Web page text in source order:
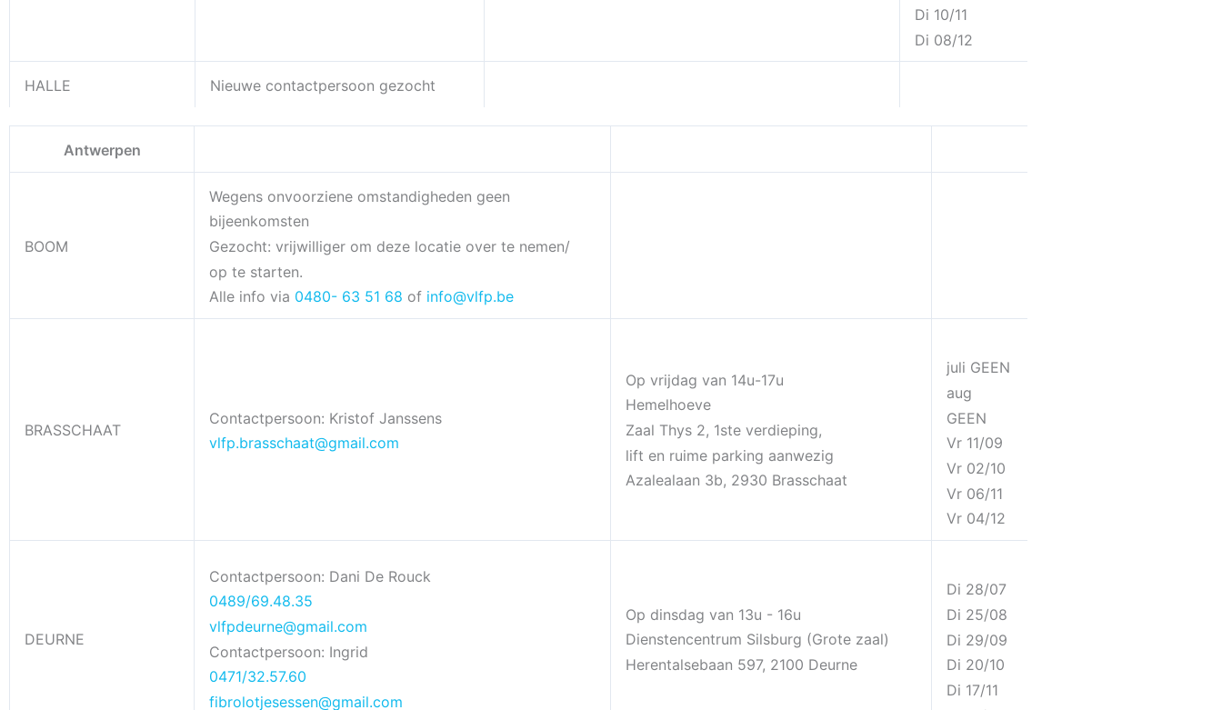
Di 10/11
Di 08/12
HALLE Nieuwe contactpersoon gezocht
Antwerpen
BOOM
Wegens onvoorziene omstandigheden geen
bijeenkomsten
Gezocht: vrijwilliger om deze locatie over te nemen/
op te starten.
Alle info via 0480- 63 51 68 of info@vlfp.be
BRASSCHAAT
Contactpersoon: Kristof Janssens
vlfp.brasschaat@gmail.com
Op vrijdag van 14u-17u
Hemelhoeve
Zaal Thys 2, 1ste verdieping,
lift en ruime parking aanwezig
Azalealaan 3b, 2930 Brasschaat
juli GEEN
aug
GEEN
Vr 11/09
Vr 02/10
Vr 06/11
Vr 04/12
DEURNE
Contactpersoon: Dani De Rouck
0489/69.48.35
vlfpdeurne@gmail.com
Contactpersoon: Ingrid
0471/32.57.60
fibrolotjesessen@gmail.com
Op dinsdag van 13u - 16u
Dienstencentrum Silsburg (Grote zaal)
Herentalsebaan 597, 2100 Deurne
Di 28/07
Di 25/08
Di 29/09
Di 20/10
Di 17/11